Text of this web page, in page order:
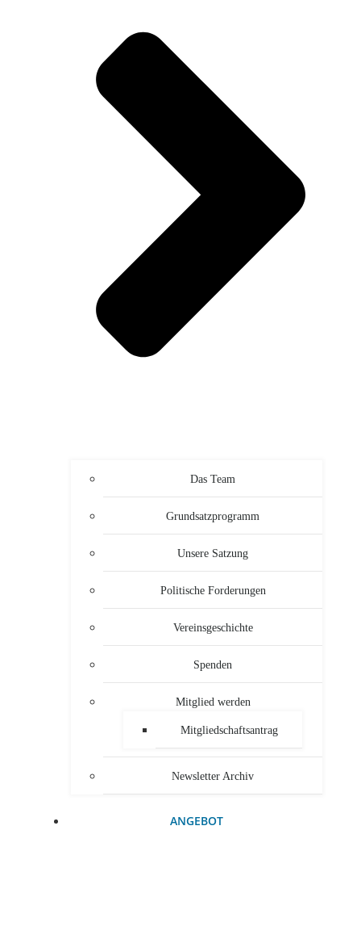
Das Team
Grundsatzprogramm
Unsere Satzung
Politische Forderungen
Vereinsgeschichte
Spenden
Mitglied werden
Mitgliedschaftsantrag
Newsletter Archiv
ANGEBOT